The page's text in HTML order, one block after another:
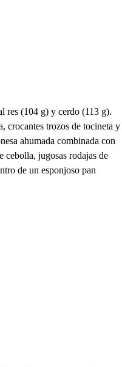
res (104 g) y cerdo (113 g).
crocantes trozos de tocineta y
ahumada combinada con
cebolla, jugosas rodajas de
de un esponjoso pan